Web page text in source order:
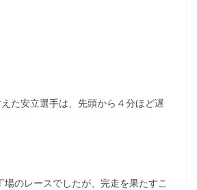
た安立選手は、先頭から４分ほど遅
場のレースでしたが、完走を果たすこ